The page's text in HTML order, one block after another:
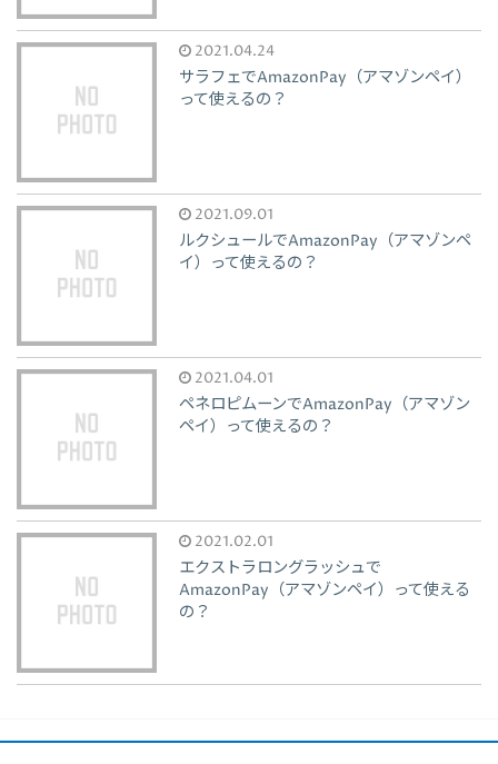
2021.04.24
サラフェでAmazonPay（アマゾンペイ）
って使えるの？
2021.09.01
ルクシュールでAmazonPay（アマゾンペ
イ）って使えるの？
2021.04.01
ペネロピムーンでAmazonPay（アマゾン
ペイ）って使えるの？
2021.02.01
エクストラロングラッシュで
AmazonPay（アマゾンペイ）って使える
の？